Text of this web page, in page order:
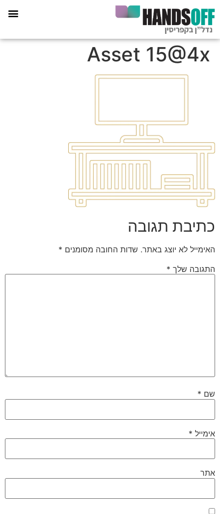
Asset 15@4x
כתיבת תגובה
האימייל לא יוצג באתר. שדות החובה מסומנים *
התגובה שלך *
שם *
אימייל *
אתר